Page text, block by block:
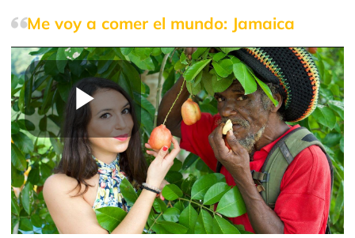
Me voy a comer el mundo: Jamaica
Play
Video